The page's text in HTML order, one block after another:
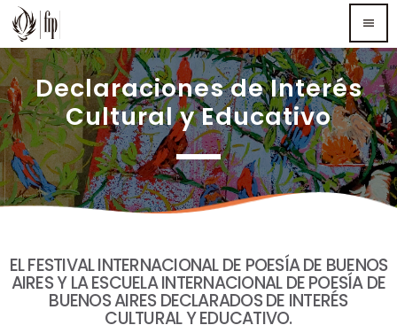
menu
TOP READING
Sorry, there is nothing for the moment.
MOST UPVOTED
Declaraciones de Interés
Cultural y Educativo
EL FESTIVAL INTERNACIONAL DE POESÍA DE BUENOS
AIRES Y LA ESCUELA INTERNACIONAL DE POESÍA DE
BUENOS AIRES DECLARADOS DE INTERÉS
CULTURAL Y EDUCATIVO.